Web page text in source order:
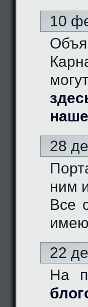
10
28
ним
Все
22
На